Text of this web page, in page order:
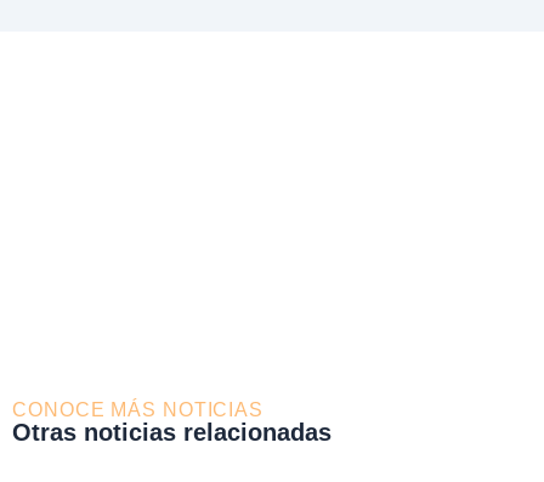
CONOCE MÁS NOTICIAS
Otras noticias relacionadas